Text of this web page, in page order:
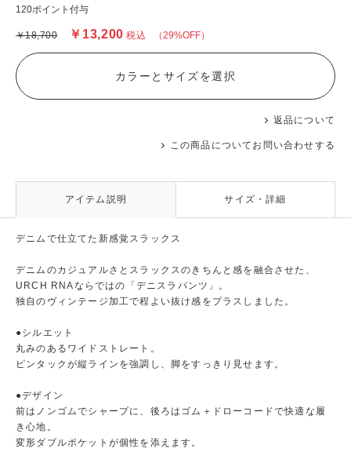
120ポイント付与
（29%OFF）
￥13,200 税込
￥18,700
返品について
この商品についてお問い合わせする
カラーとサイズを選択
アイテム説明 サイズ・詳細
デニムで仕立てた新感覚スラックス
デニムのカジュアルさとスラックスのきちんと感を融合させた、
URCH RNAならではの「デニスラパンツ」。
独自のヴィンテージ加工で程よい抜け感をプラスしました。
●シルエット
丸みのあるワイドストレート。
ピンタックが縦ラインを強調し、脚をすっきり見せます。
●デザイン
前はノンゴムでシャープに、後ろはゴム＋ドローコードで快適な履
き心地。
変形ダブルポケットが個性を添えます。